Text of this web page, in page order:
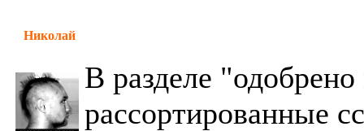
Николай
В разделе
рассортированные